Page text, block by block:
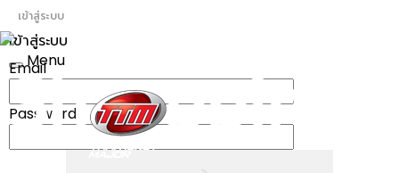
เข้าสู่ระบบ
เข้าสู่ระบบ
Email
Password
Toggle
Menu